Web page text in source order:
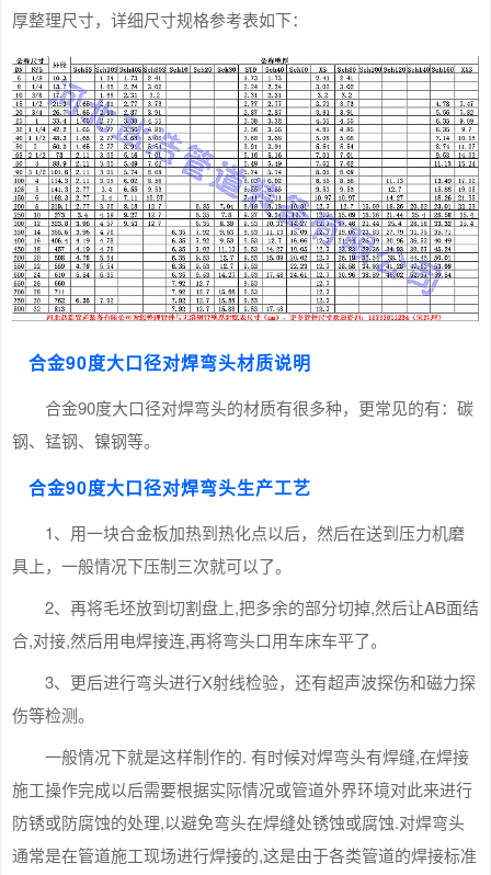
厚整理尺寸，详细尺寸规格参考表如下：
合金90度大口径对焊弯头材质说明
合金90度大口径对焊弯头的材质有很多种，更常见的有：碳
钢、锰钢、镍钢等。
合金90度大口径对焊弯头生产工艺
1、用一块合金板加热到热化点以后，然后在送到压力机磨
具上，一般情况下压制三次就可以了。
2、再将毛坯放到切割盘上,把多余的部分切掉,然后让AB面结
合,对接,然后用电焊接连,再将弯头口用车床车平了。
3、更后进行弯头进行X射线检验，还有超声波探伤和磁力探
伤等检测。
一般情况下就是这样制作的. 有时候对焊弯头有焊缝,在焊接
施工操作完成以后需要根据实际情况或管道外界环境对此来进行
防锈或防腐蚀的处理,以避免弯头在焊缝处锈蚀或腐蚀.对焊弯头
通常是在管道施工现场进行焊接的,这是由于各类管道的焊接标准